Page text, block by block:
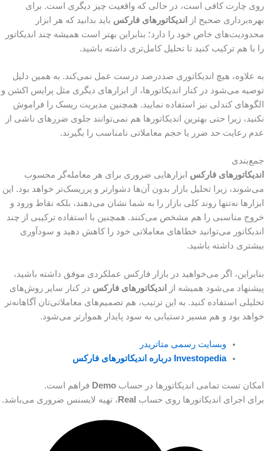
روی چارت کافی است، در حالی که واقعیت چیز دیگری است. برای
بهره‌برداری صحیح از
اندیکاتورهای فارکس باید بدانید که هر ابزار
محدودیت‌های خاص خود را دارد؛ بنابراین بهتر است همیشه چند اندیکاتور
را با هم ترکیب کنید تا تحلیل کامل‌تری داشته باشید.
به علاوه، هیچ اندیکاتوری صددرصد درست عمل نمی‌کند. به همین دلیل
توصیه می‌شود در کنار اندیکاتورها، از ابزارهای دیگری مثل پرایس اکشن و
الگوهای کندلی نیز استفاده نمایید. همچنین مدیریت ریسک را فراموش
نکنید، زیرا حتی بهترین اندیکاتورها هم نمی‌توانند جلوی ضررهای ناشی از
عدم رعایت حد ضرر یا حجم معاملاتی نامناسب را بگیرند.
جمع‌بندی
اندیکاتورهای فارکس ابزارهایی ضروری برای هر معامله‌گر محسوب
می‌شوند، زیرا تحلیل بازار بدون آن‌ها دشوارتر و پرریسک‌تر خواهد بود. این
ابزارها نه‌تنها روند کلی بازار را به شما نشان می‌دهند، بلکه نقاط ورود و
خروج مناسبی را هم مشخص می‌کنند. همچنین با استفاده ترکیبی از چند
اندیکاتور می‌توانید خطاهای معاملاتی خود را کاهش دهید و سودآوری
بیشتری داشته باشید.
بنابراین، اگر می‌خواهید در بازار فارکس عملکردی موفق داشته باشید،
پیشنهاد می‌شود همیشه از
اندیکاتورهای فارکس در کنار سایر روش‌های
تحلیلی استفاده کنید. به این ترتیب، هم تصمیم‌های معاملاتی‌تان آگاهانه‌تر
خواهد بود و هم مسیر دستیابی به سود پایدار هموارتر می‌شود.
وبسایت رسمی متاتریدر
Investopedia درباره اندیکاتورهای فارکس
امکان تست تمامی اندیکاتورها در حساب Demo فراهم است.
برای اجرای اندیکاتورها روی حساب Real ، تهیه لایسنس ضروری می‌باشد.